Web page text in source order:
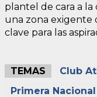
plantel de cara a
una zona exigente
clave para las
TEMAS
Club
Primera Nacional